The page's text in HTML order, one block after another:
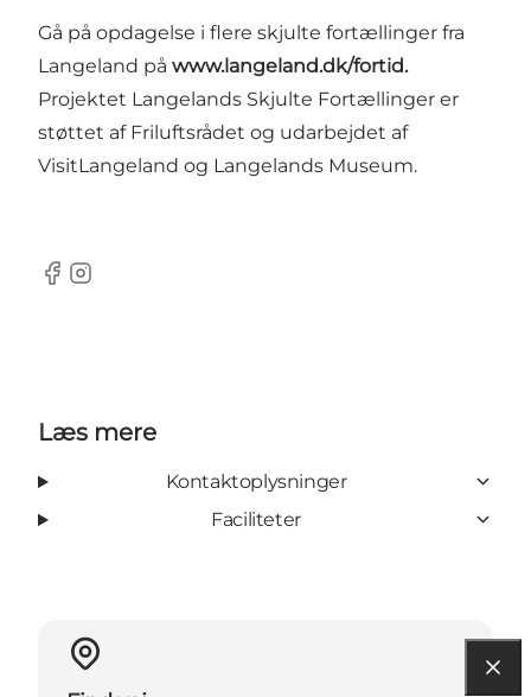
Gå på opdagelse i flere skjulte fortællinger fra
Langeland på www.langeland.dk/fortid.
Projektet Langelands Skjulte Fortællinger er
støttet af Friluftsrådet og udarbejdet af
VisitLangeland og Langelands Museum.
Facebook
Instagram
Læs mere
Kontaktoplysninger
Faciliteter